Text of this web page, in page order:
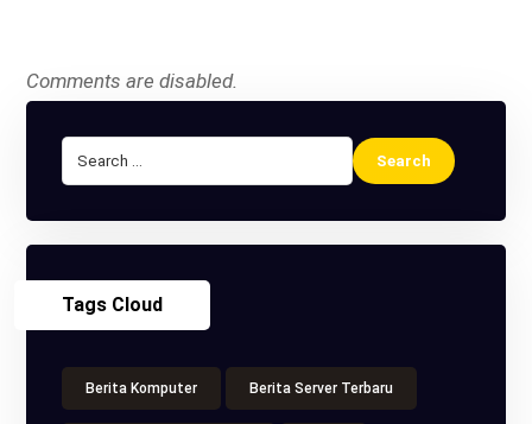
Comments are disabled.
Tags Cloud
Berita Komputer Berita Server Terbaru